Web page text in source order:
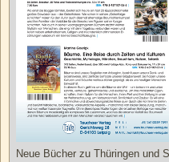
Neue Bücher zu Thüringen und